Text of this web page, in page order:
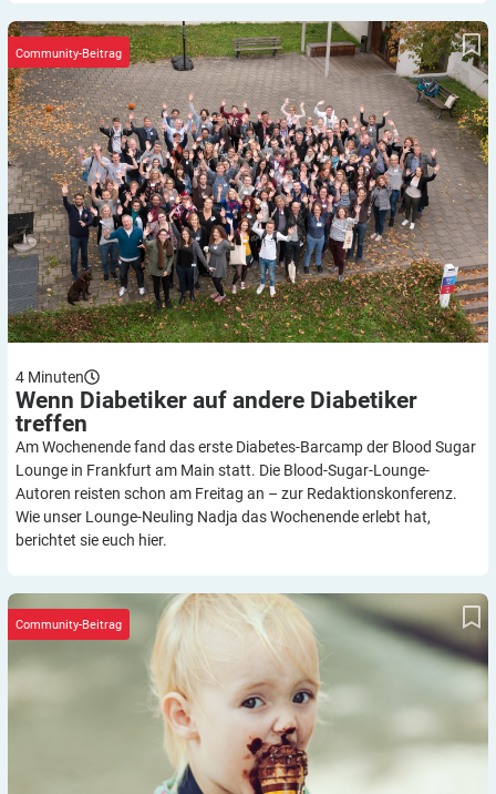
Wenn Diabetiker auf andere Diabetiker treffen
Community-Beitrag
4 Minuten
Wenn Diabetiker auf andere Diabetiker
treffen
Am Wochenende fand das erste Diabetes-Barcamp der Blood Sugar
Lounge in Frankfurt am Main statt. Die Blood-Sugar-Lounge-
Autoren reisten schon am Freitag an – zur Redaktionskonferenz.
Wie unser Lounge-Neuling Nadja das Wochenende erlebt hat,
berichtet sie euch hier.
Diabetes ist nicht gleich Diabetes – was tun bei Vorurteilen?
Community-Beitrag